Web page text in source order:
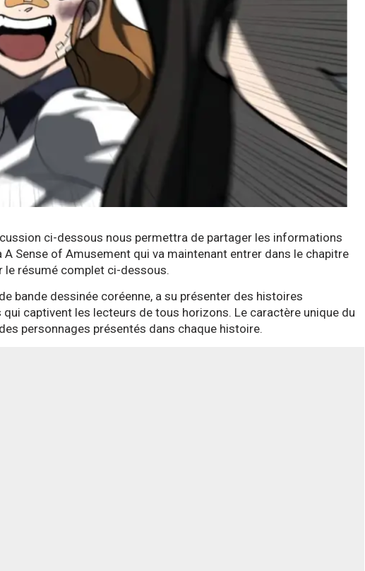
ci-dessous nous permettra de partager les informations
A Sense of Amusement qui va maintenant entrer dans le chapitre
le résumé complet ci-dessous.
bande dessinée coréenne, a su présenter des histoires
captivent les lecteurs de tous horizons. Le caractère unique du
personnages présentés dans chaque histoire.